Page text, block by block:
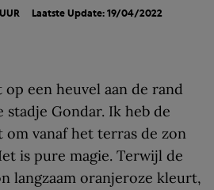
Laatste Update: 19/04/2022
een heuvel aan de rand
Gondar. Ik heb de
om vanaf het terras de zon
is pure magie. Terwijl de
langzaam oranjeroze kleurt,